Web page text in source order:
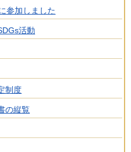
参加しました
活動
制度
の縦覧